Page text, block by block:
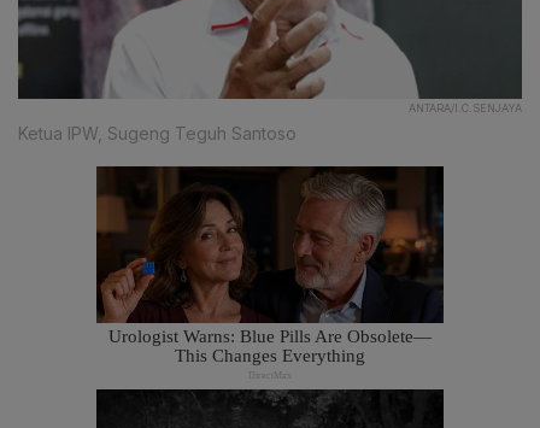
ANTARA/I.C.SENJAYA
Ketua IPW, Sugeng Teguh Santoso